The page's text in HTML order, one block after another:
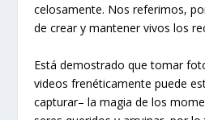
celosamente. Nos referimos,
de crear y mantener vivos los
Está demostrado que tomar
videos frenéticamente puede
capturar– la magia de los